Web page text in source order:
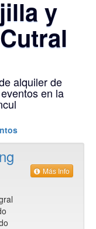
y
alquiler de
en la
Más Info